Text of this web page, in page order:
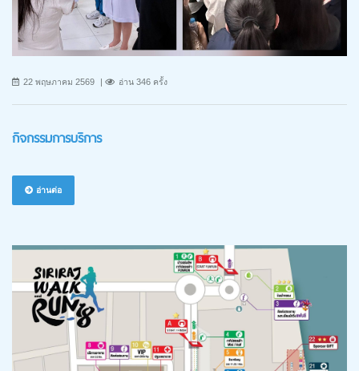
22 พฤษภาคม 2569 อ่าน 346 ครั้ง
กิจกรรมการบริการ
อ่านต่อ